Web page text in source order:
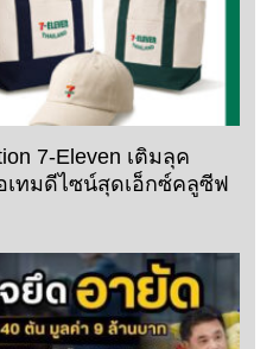
7-Eleven เติมลุค
เทมดีไซน์สุดเอ็กซ์คลูซีฟ